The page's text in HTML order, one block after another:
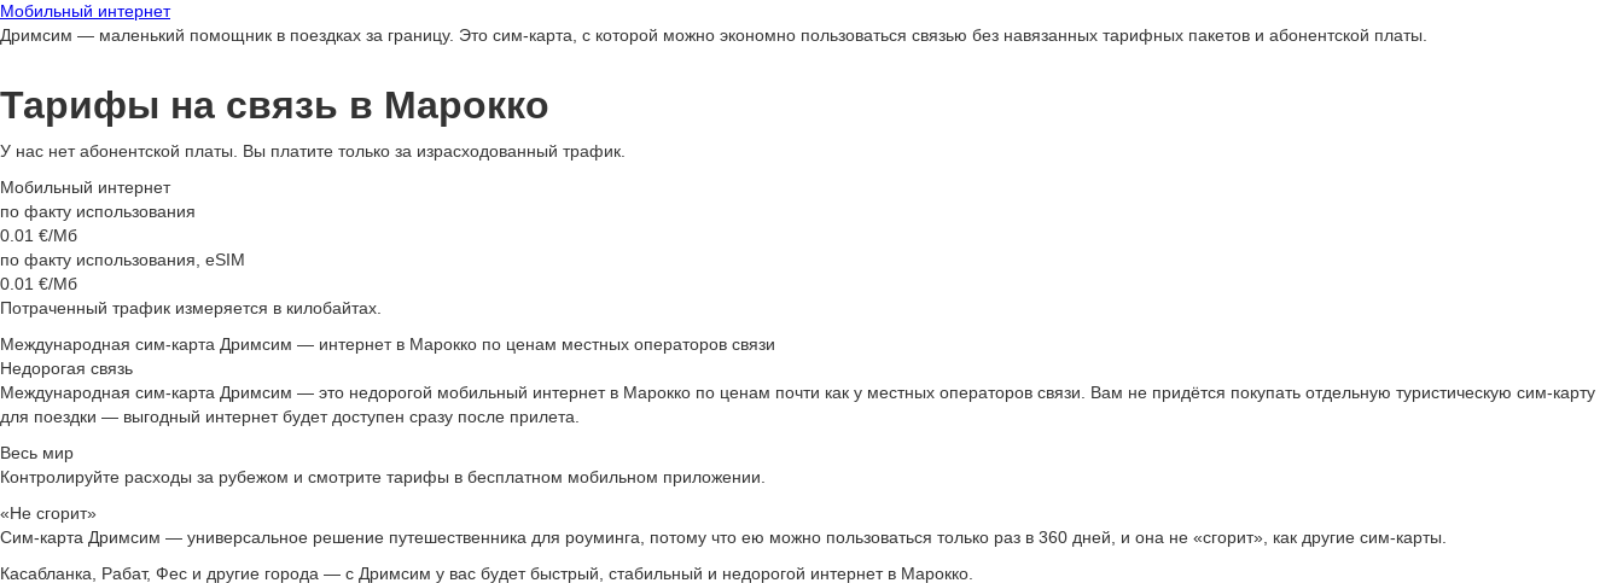
Мобильный интернет
Дримсим — маленький помощник в поездках за границу. Это сим-карта, с которой можно экономно пользоваться связью без навязанных тарифных пакетов и абонентской платы.
Тарифы на связь в Марокко
У нас нет абонентской платы. Вы платите только за израсходованный трафик.
Мобильный интернет
по факту использования
0.01 €/Мб
по факту использования, eSIM
0.01 €/Мб
Потраченный трафик измеряется в килобайтах.
Международная сим‑карта Дримсим — интернет в Марокко по ценам местных операторов связи
Недорогая связь
Международная сим‑карта Дримсим — это недорогой мобильный интернет в Марокко по ценам почти как у местных операторов связи. Вам не придётся покупать отдельную туристическую сим-карту
для поездки — выгодный интернет будет доступен сразу после прилета.
Весь мир
Контролируйте расходы за рубежом и смотрите тарифы в бесплатном мобильном приложении.
«Не сгорит»
Сим-карта Дримсим — универсальное решение путешественника для роуминга, потому что ею можно пользоваться только раз в 360 дней, и она не «сгорит», как другие сим-карты.
Касабланка, Рабат, Фес и другие города — с Дримсим у вас будет быстрый, стабильный и недорогой интернет в Марокко.